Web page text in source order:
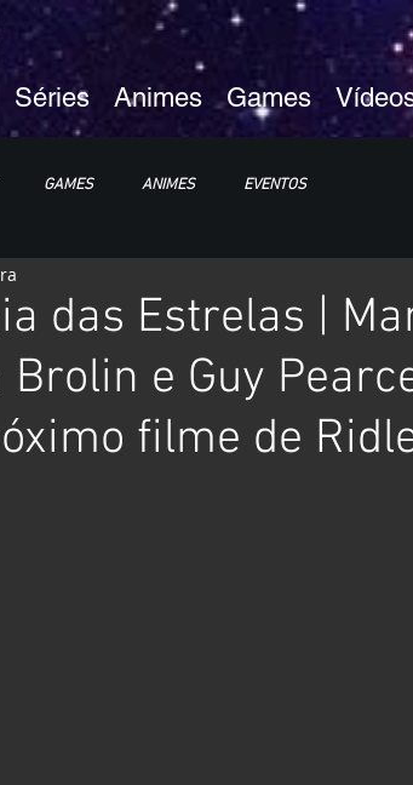
Séries Animes Games
GAMES ANIMES EVENTOS
ImagineLand
das Estrelas |
Brolin e Guy
filme de